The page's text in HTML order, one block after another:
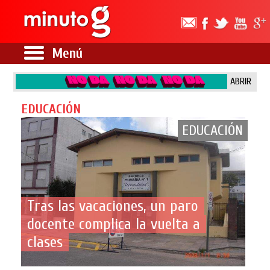
Menú
ABRIR
EDUCACIÓN
EDUCACIÓN
Tras las vacaciones, un paro
docente complica la vuelta a
clases